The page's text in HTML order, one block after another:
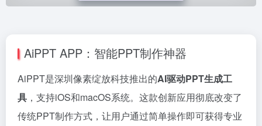
AiPPT APP：智能PPT制作神器
AiPPT是深圳像素绽放科技推出的AI驱动PPT生成工
具 ，支持iOS和macOS系统。这款创新应用彻底改变了
传统PPT制作方式，让用户通过简单操作即可获得专业